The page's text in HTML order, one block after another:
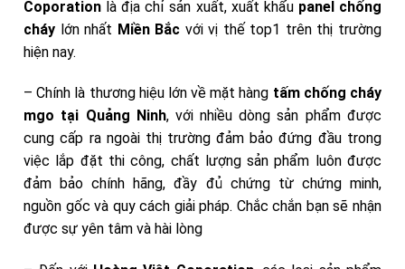
Coporation là địa chỉ sản xuất, xuất khẩu panel chống
cháy lớn nhất Miền Bắc với vị thế top1 trên thị trường
hiện nay.
– Chính là thương hiệu lớn về mặt hàng tấm chống cháy
mgo tại Quảng Ninh, với nhiều dòng sản phẩm được
cung cấp ra ngoài thị trường đảm bảo đứng đầu trong
việc lắp đặt thi công, chất lượng sản phẩm luôn được
đảm bảo chính hãng, đầy đủ chứng từ chứng minh,
nguồn gốc và quy cách giải pháp. Chắc chắn bạn sẽ nhận
được sự yên tâm và hài lòng